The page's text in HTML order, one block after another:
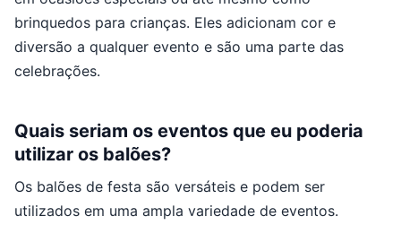
brinquedos para crianças. Eles adicionam cor e
diversão a qualquer evento e são uma parte das
celebrações.
Quais seriam os eventos que eu poderia
utilizar os balões?
Os balões de festa são versáteis e podem ser
utilizados em uma ampla variedade de eventos.